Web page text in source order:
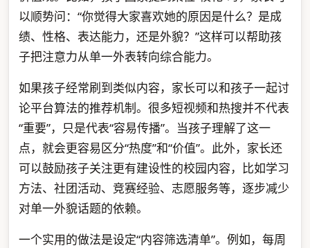
以顺势问：“你觉得大家喜欢她的原因是什么？是成
绩、性格、表达能力，还是外貌？”这样可以帮助孩
子把注意力从单一外表转向综合能力。
如果孩子经常刷到类似内容，家长可以和孩子一起讨
论平台算法的推荐机制。很多短视频和热搜并不代表
“重要”，只是代表“容易传播”。当孩子理解了这一
点，就会更容易区分“热度”和“价值”。此外，家长还
可以鼓励孩子关注更有建设性的校园内容，比如学习
方法、社团活动、竞赛经验、志愿服务等，逐步减少
对单一外貌话题的依赖。
一个实用的做法是设定“内容筛选清单”。例如，每周